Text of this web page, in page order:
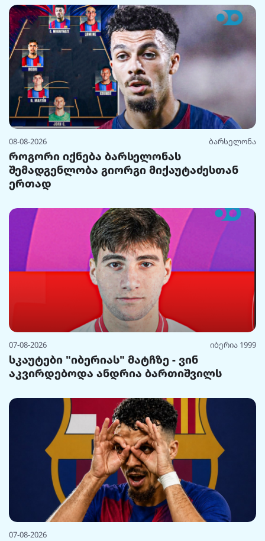
08-08-2026 ბარსელონა
როგორი იქნება ბარსელონას
შემადგენლობა გიორგი მიქაუტაძესთან
ერთად
07-08-2026 იბერია 1999
სკაუტები "იბერიას" მატჩზე - ვინ
აკვირდებოდა ანდრია ბართიშვილს
07-08-2026